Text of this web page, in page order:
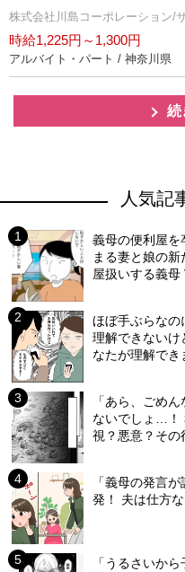
株式会社川島コーポレーション/
時給1,225円～1,300円
アルバイト・パート / 神奈川県
続
人気記
義母の便利屋を
まる妻と娘の新
屋扱いする義母
ほぼ手ぶらなの
理解できないけ
なたが理解でき
「あら、ごめ
ないでしょ…！
視？悪意？その
「義母の発言
発！ 夫は仕方
「うるさいか